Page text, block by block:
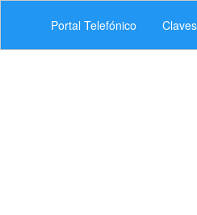
Portal Telefónico